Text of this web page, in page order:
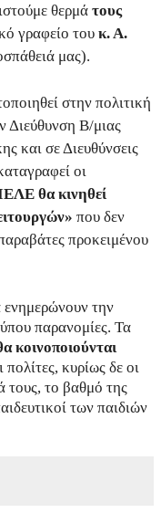
θερμά τους
γραφείο του κ. Α.
μας).
στην πολιτική
Διεύθυνση Β/μιας
και σε Διευθύνσεις
οι
θα κινηθεί
που δεν
προκειμένου
ενημερώνουν την
παρανομίες. Τα
κοινοποιούνται
κυρίως δε οι
τους, το βαθμό της
των παιδιών